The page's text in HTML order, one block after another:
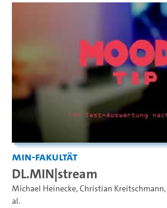
MIN-Fakultät
DL.MIN|stream
Michael Heinecke,Christian Kreitschmann,
al.